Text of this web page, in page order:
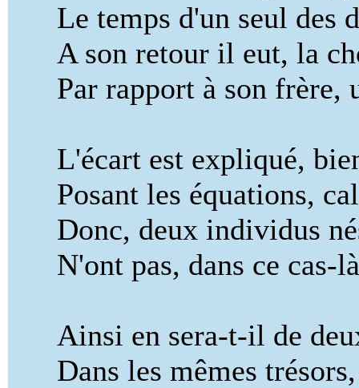
Le temps d'un seul des
A son retour il eut, la
Par rapport à son frère,
L'écart est expliqué, bien
Posant les équations,
Donc, deux individus
N'ont pas, dans ce cas-
Ainsi en sera-t-il de
Dans les mêmes trésors,